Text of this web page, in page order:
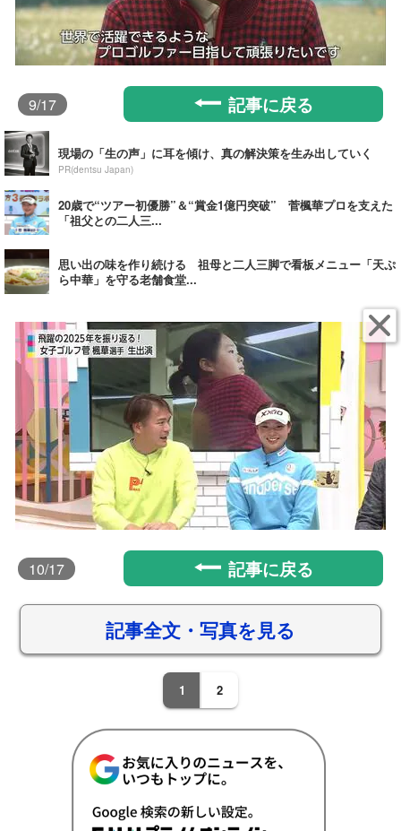
9/17 記事に戻る
現場の「生の声」に耳を傾け、真の解決策を生み出していく
PR(dentsu Japan)
20歳で“ツアー初優勝”＆“賞金1億円突破” 菅楓華プロを支えた
「祖父との二人三...
思い出の味を作り続ける 祖母と二人三脚で看板メニュー「天ぷ
ら中華」を守る老舗食堂...
10/17 記事に戻る
記事全文・写真を見る
1 2